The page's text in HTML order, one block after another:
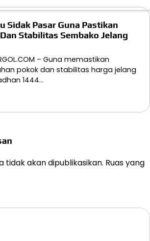
Sidak Pasar Guna Pastikan
Stabilitas Sembako Jelang
– Guna memastikan
pokok dan stabilitas harga jelang
1444…
tidak akan dipublikasikan. Ruas yang